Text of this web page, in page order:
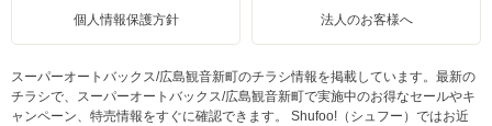
個人情報保護方針 法人のお客様へ
スーパーオートバックス/広島観音新町のチラシ情報を掲載しています。最新の
チラシで、スーパーオートバックス/広島観音新町で実施中のお得なセールやキ
ャンペーン、特売情報をすぐに確認できます。 Shufoo!（シュフー）ではお近